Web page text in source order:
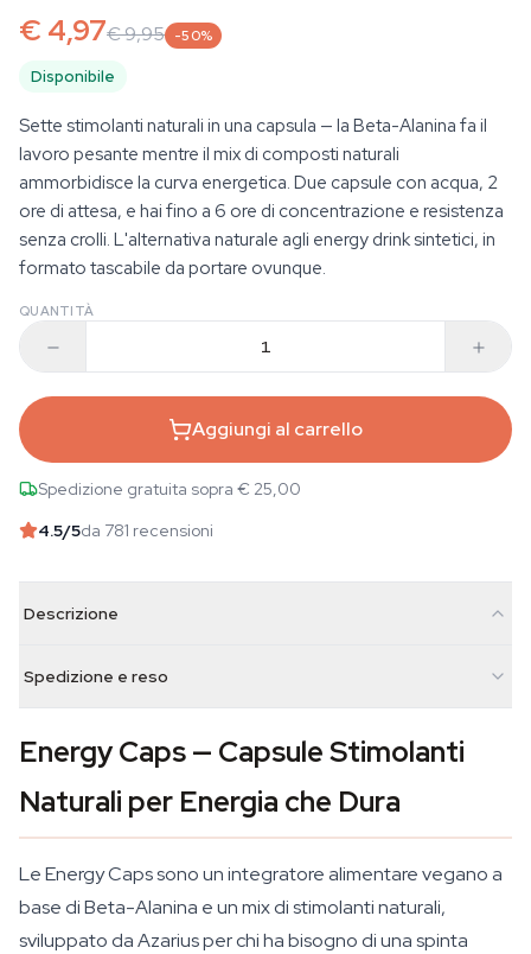
€ 4,97€ 9,95 -50%
Disponibile
Sette stimolanti naturali in una capsula — la Beta-Alanina fa il
lavoro pesante mentre il mix di composti naturali
ammorbidisce la curva energetica. Due capsule con acqua, 2
ore di attesa, e hai fino a 6 ore di concentrazione e resistenza
senza crolli. L'alternativa naturale agli energy drink sintetici, in
formato tascabile da portare ovunque.
QUANTITÀ
Aggiungi al carrello
Spedizione gratuita sopra € 25,00
4.5/5da 781 recensioni
Descrizione
Spedizione e reso
Energy Caps — Capsule Stimolanti
Naturali per Energia che Dura
Le Energy Caps sono un integratore alimentare vegano a
base di Beta-Alanina e un mix di stimolanti naturali,
sviluppato da Azarius per chi ha bisogno di una spinta